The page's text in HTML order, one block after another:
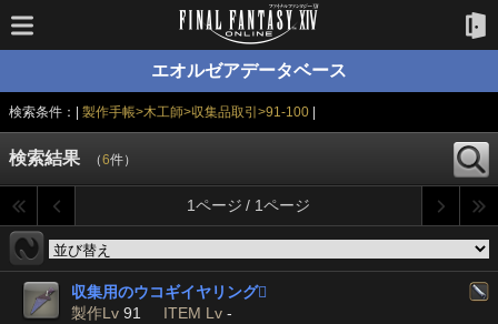
エオルゼアデータベース
検索条件：| 製作手帳>木工師>収集品取引>91-100|
検索結果 （6件）
1ページ / 1ページ
収集用のウコギイヤリング
製作Lv 91 ITEM Lv -